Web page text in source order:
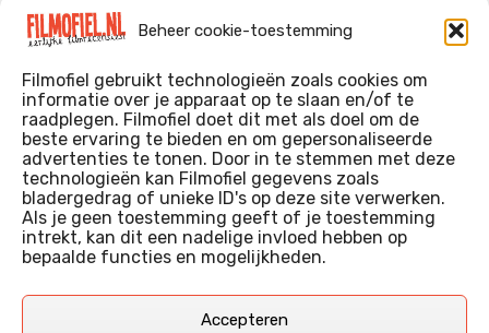
Beheer cookie-toestemming
Filmofiel gebruikt technologieën zoals cookies om
informatie over je apparaat op te slaan en/of te
raadplegen. Filmofiel doet dit met als doel om de
beste ervaring te bieden en om gepersonaliseerde
advertenties te tonen. Door in te stemmen met deze
technologieën kan Filmofiel gegevens zoals
bladergedrag of unieke ID's op deze site verwerken.
Als je geen toestemming geeft of je toestemming
intrekt, kan dit een nadelige invloed hebben op
bepaalde functies en mogelijkheden.
Accepteren
Evil Dead Burn (2026)
WIE IK BEN…?
Ik ben ooit begonnen met m’n recensies omdat ik zoveel
films keek dat ik af en toe niet meer wist welke ik nu wel of
niet gezien had. Ik ben een filmliefhebber, heb als hobby nog
erg lang in een videotheek gewerkt, en heb als coproducent
Deze recensies zijn dan ook vooral vrij pretentieloze